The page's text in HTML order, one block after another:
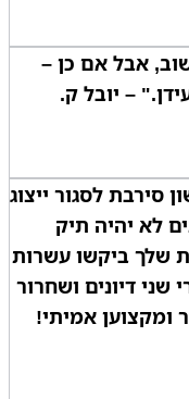
אבל אם כן –
– יובל ק.
סירבת לסגור ייצוג
ואמרת שתוך 2-3 דיונים לא יהיה תיק
שלך ביקשו עשרות
שני דיונים ושחרור
ומקצוען אמיתי!